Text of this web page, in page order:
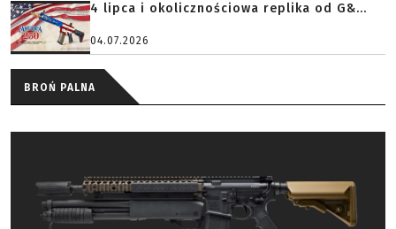
4 lipca i okolicznościowa replika od G&...
04.07.2026
BROŃ PALNA